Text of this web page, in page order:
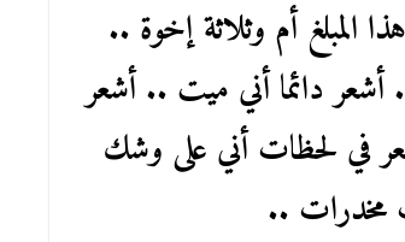
أم وثلاثة إخوة ..
أشعر دائما أني ميت .. أشعر
في لحظات أني على وشك
مخدرات ..